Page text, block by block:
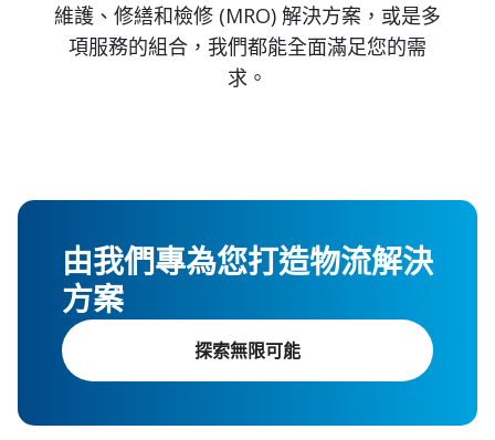
維護、修繕和檢修 (MRO) 解決方案，或是多
項服務的組合，我們都能全面滿足您的需
求。
由我們專為您打造物流解決
方案
探索無限可能